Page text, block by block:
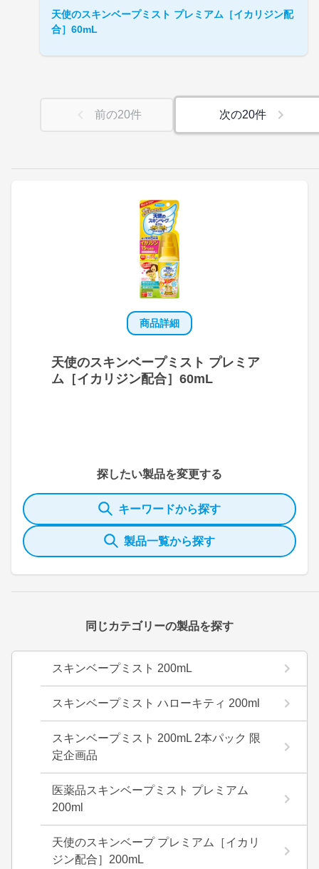
商品詳細
天使のスキンベープミスト プレミア
ム［イカリジン配合］60mL
探したい製品を変更する
キーワードから探す
製品一覧から探す
同じカテゴリーの製品を探す
スキンベープミスト 200mL
スキンベープミスト ハローキティ 200ml
スキンベープミスト 200mL 2本パック 限
定企画品
医薬品スキンベープミスト プレミアム
200ml
天使のスキンベープ プレミアム［イカリ
ジン配合］200mL
天使のスキンベープミスト プレミアム［イカリジン配
合］60mL
前の20件 次の20件